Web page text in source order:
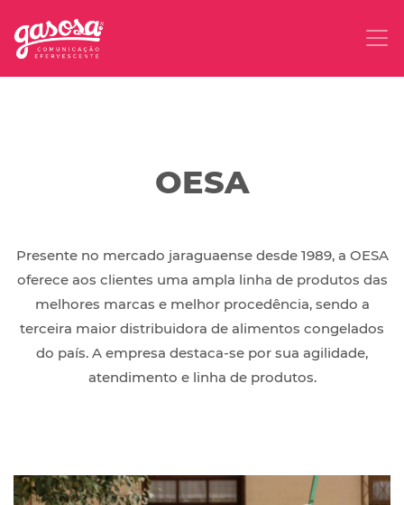
OESA
Presente no mercado jaraguaense desde 1989, a OESA
oferece aos clientes uma ampla linha de produtos das
melhores marcas e melhor procedência, sendo a
terceira maior distribuidora de alimentos congelados
do país. A empresa destaca-se por sua agilidade,
atendimento e linha de produtos.